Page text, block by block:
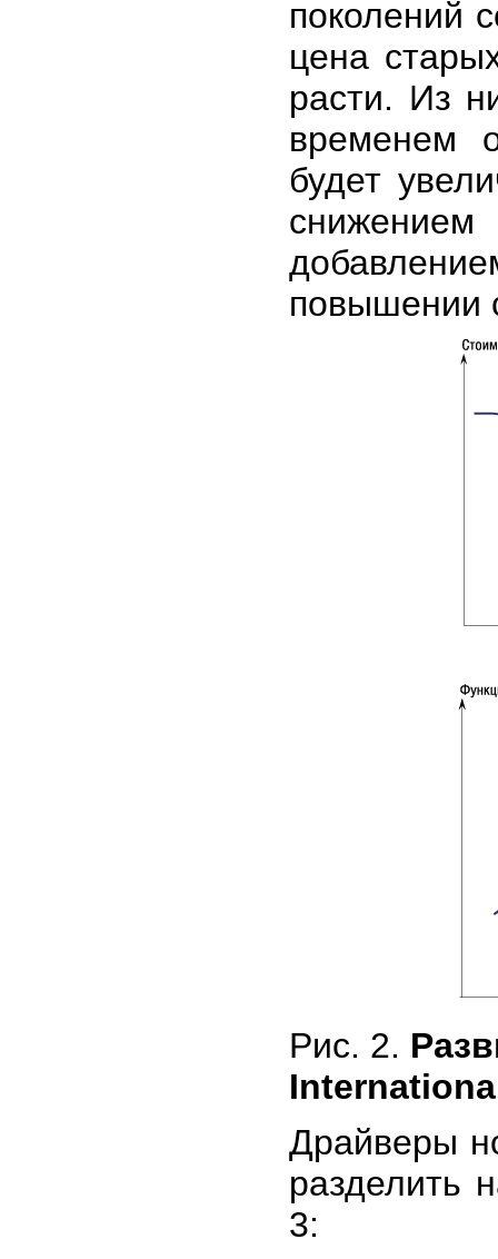
поколений
цена
расти. Из
временем
будет
повышении
Рис. 2.
Драйверы
разделить
3: